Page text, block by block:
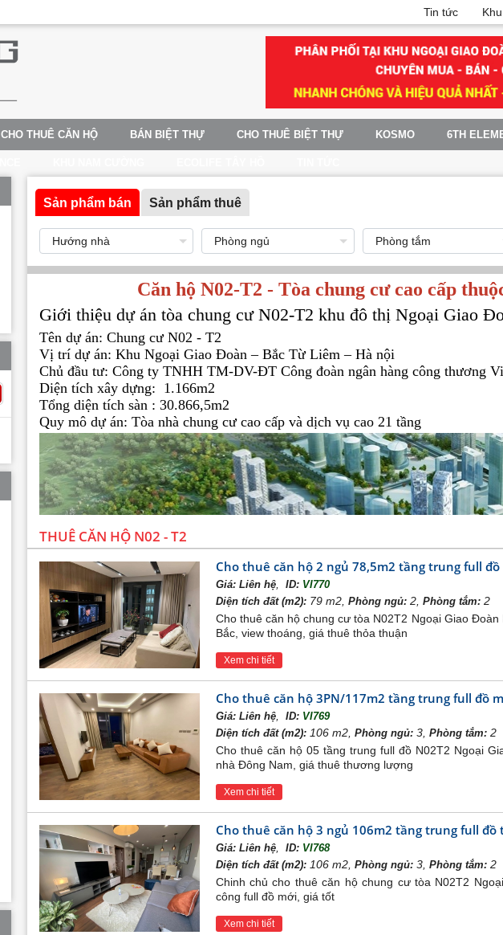
Tin tức
CHO THUÊ CĂN HỘ BÁN BIỆT THỰ CHO THUÊ BIỆT THỰ KOSMO 6TH
Sản phẩm bán Sản phẩm thuê
Căn hộ N02-T2 - Tòa chung cư cao cấp
Giới thiệu dự án tòa chung cư N02-T2 khu đô thị Ngoại Giao
Tên dự án: Chung cư N02 - T2
Vị trí dự án: Khu Ngoại Giao Đoàn – Bắc Từ Liêm – Hà nội
Chủ đầu tư: Công ty TNHH TM-DV-ĐT Công đoàn ngân hàng công thương
Diện tích xây dựng: 1.166m2
Tổng diện tích sàn : 30.866,5m2
Quy mô dự án: Tòa nhà chung cư cao cấp và dịch vụ cao 21 tầng
Vị trí thuận tiện của khu căn hộ chung cư N02-T2 khu căn hộ Ngoại
THUÊ CĂN HỘ N02 - T2
Cho thuê căn hộ 2 ngủ 78,5m2 tầng trung full
Giá: Liên hệ, ID: VI770
Diện tích đất (m2):79 m2, Phòng ngủ:2, Phòng tắm:2
Cho thuê căn hộ chung cư tòa N02T2 Ngoại Giao
Bắc, view thoáng, giá thuê thỏa thuận
Xem chi tiết
Cho thuê căn hộ 3PN/117m2 tầng trung full đồ
Giá: Liên hệ, ID: VI769
Diện tích đất (m2):106 m2, Phòng ngủ:3, Phòng tắm:2
Cho thuê căn hộ 05 tầng trung full đồ N02T2 Ngoại
nhà Đông Nam, giá thuê thương lượng
Xem chi tiết
Cho thuê căn hộ 3 ngủ 106m2 tầng trung full đồ
Giá: Liên hệ, ID: VI768
Diện tích đất (m2):106 m2, Phòng ngủ:3, Phòng tắm:2
Chinh chủ cho thuê căn hộ chung cư tòa N02T2
công full đồ mới, giá tốt
Xem chi tiết